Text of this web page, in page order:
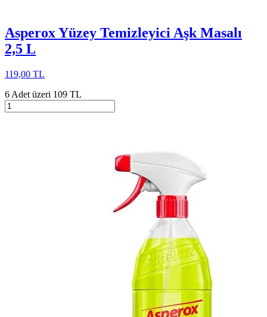
Asperox Yüzey Temizleyici Aşk Masalı
2,5 L
119,00 TL
6 Adet üzeri 109 TL